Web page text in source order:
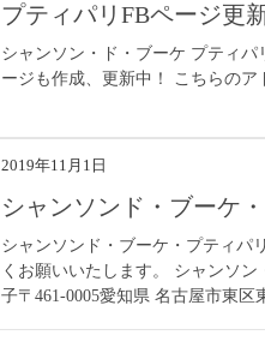
プティパリFBページ更
シャンソン・ド・ブーケ プティ
ージも作成、更新中！ こちらのア
2019年11月1日
シャンソンド・ブーケ
シャンソンド・ブーケ・プティパ
くお願いいたします。 シャンソ
子〒461-0005愛知県 名古屋市東